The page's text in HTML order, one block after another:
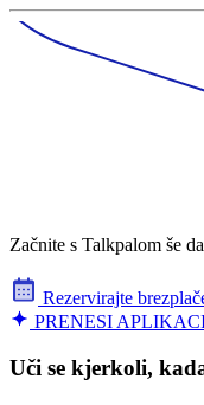
Začnite s Talkpalom še
Rezervirajte
PRENESI
Uči se kjerkoli,